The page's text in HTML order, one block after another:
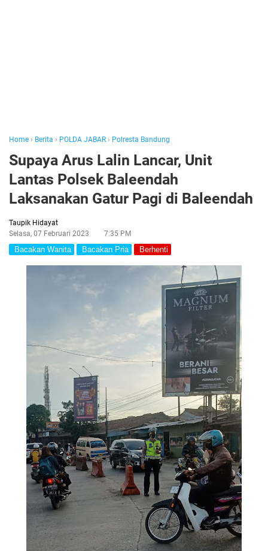
Home › Berita › POLDA JABAR › Polresta Bandung
Supaya Arus Lalin Lancar, Unit
Lantas Polsek Baleendah
Laksanakan Gatur Pagi di Baleendah
Taupik Hidayat
Selasa, 07 Februari 2023
7:35 PM
Bacakan Wanita Bacakan Pria Berhenti